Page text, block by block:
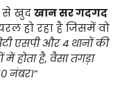
से खुदखान सर गदगद
हो रहा है जिसमें वो
एसपी और 4 थानों की
होता है, वैसा तगड़ा
नंबर।”